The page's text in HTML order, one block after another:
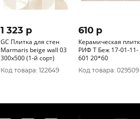
1 323 p
GC Плитка для стен
Marmaris beige wall 03
300х500 (1-й сорт)
Код товара: 122649
610 p
Керамическая
РИФ Т Беж 17-01-11-
601 20*60
Код товара: 029509